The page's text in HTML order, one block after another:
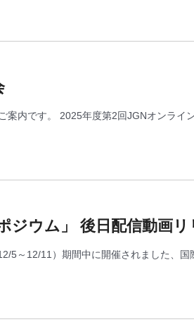
案内です。 2025年度第2回JGNオンラ
ウム」 後日配信動画リ
5～12/11）期間中に開催されました、